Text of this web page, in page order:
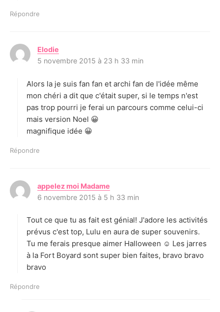
Répondre
Elodie
i
:
5 novembre 2015 à 23 h 33 min
Alors la je suis fan fan et archi fan de l'idée même
mon chéri a dit que c'était super, si le temps n'est
pas trop pourri je ferai un parcours comme celui-ci
mais version Noel 😀
magnifique idée 😀
Répondre
appelez moi Madame
i
:
6 novembre 2015 à 5 h 33 min
Tout ce que tu as fait est génial! J'adore les activités
prévus c'est top, Lulu en aura de super souvenirs.
Tu me ferais presque aimer Halloween ☺ Les jarres
à la Fort Boyard sont super bien faites, bravo bravo
bravo
Répondre